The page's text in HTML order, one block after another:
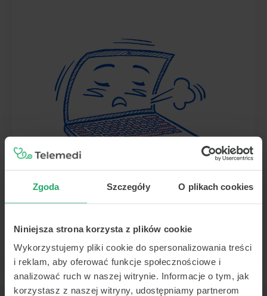
Zgoda Szczegóły O plikach cookies
Niniejsza strona korzysta z plików cookie
Wykorzystujemy pliki cookie do spersonalizowania treści
i reklam, aby oferować funkcje społecznościowe i
analizować ruch w naszej witrynie. Informacje o tym, jak
korzystasz z naszej witryny, udostępniamy partnerom